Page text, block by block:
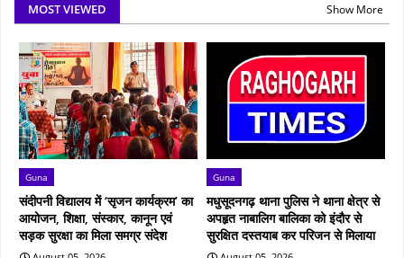
MOST VIEWED Show More
Guna
संदीपनी विद्यालय में ‘सृजन कार्यक्रम’ का
आयोजन, शिक्षा, संस्कार, कानून एवं
सड़क सुरक्षा का मिला समग्र संदेश
Guna
मधुसूदनगढ़ थाना पुलिस ने थाना क्षेत्र से
अपहृत नाबालिग बालिका को इंदौर से
सुरक्षित दस्तयाब कर परिजन से मिलाया